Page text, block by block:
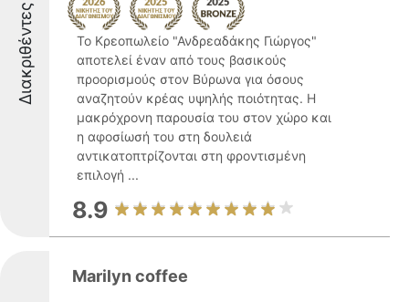
Διακριθέντες
Το Κρεοπωλείο "Ανδρεαδάκης Γιώργος"
αποτελεί έναν από τους βασικούς
προορισμούς στον Βύρωνα για όσους
αναζητούν κρέας υψηλής ποιότητας. Η
μακρόχρονη παρουσία του στον χώρο και
η αφοσίωσή του στη δουλειά
αντικατοπτρίζονται στη φροντισμένη
επιλογή ...
8.9
Marilyn coffee